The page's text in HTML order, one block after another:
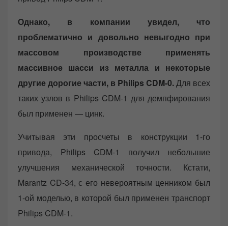
Однако, в компании увидел, что
проблематично и довольно невыгодно при
массовом производстве применять
массивное шасси из металла и некоторые
другие дорогие части, в Philips CDM-0.Для всех
таких узлов в Philips CDM-1 для демпфирования
был применен — цинк.
Учитывая эти просчеты в конструкции 1-го
привода, Philips CDM-1 получил небольшие
улучшения механической точности. Кстати,
Marantz CD-34, с его невероятным ценником был
1-ой моделью, в которой был применен транспорт
Philips CDM-1.